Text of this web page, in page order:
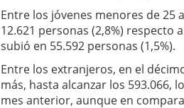
Entre los jóvenes menores de 25
12.621 personas (2,8%) respecto
subió en 55.592 personas (1,5%).
Entre los extranjeros, en el
más, hasta alcanzar los 593.066,
mes anterior, aunque en